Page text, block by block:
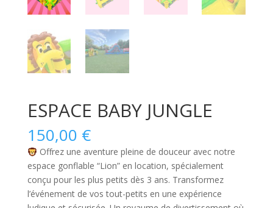
ESPACE BABY JUNGLE
150,00 €
Offrez une aventure pleine de douceur avec notre
espace gonflable “Lion” en location, spécialement
conçu pour les plus petits dès 3 ans. Transformez
l’événement de vos tout-petits en une expérience